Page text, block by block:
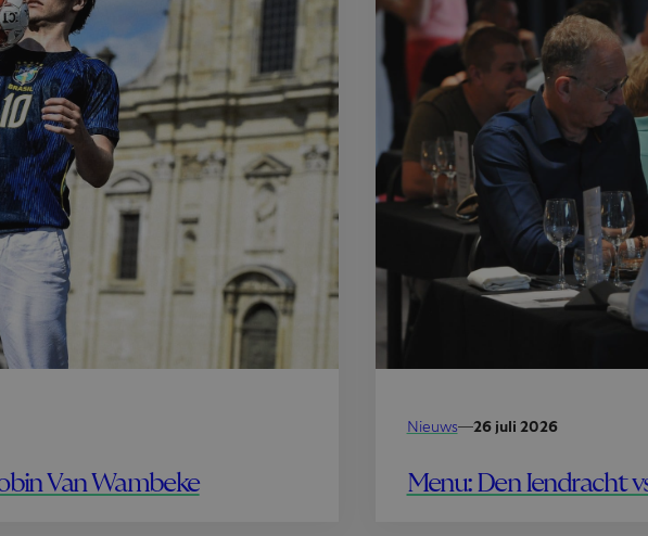
Van Wambeke
Nieuws—26 juli 2026
Menu: Den Iendracht